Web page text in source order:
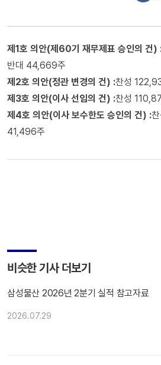
제1호 의안(제60기 재무제표 승인의 건)
반대 44,669주
제2호 의안(정관 변경의 건) :찬성
제3호 의안(이사 선임의 건) :찬성
제4호 의안(이사 보수한도 승인의 건) :
41,496주
비슷한 기사 더보기
삼성물산 2026년 2분기 실적 참고자료
2026.07.29